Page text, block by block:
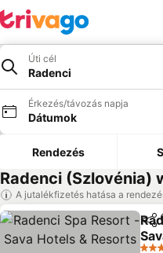
Úti cél
Radenci
Érkezés/távozás napja
Dátumok
Rendezés
Radenci (Szlovénia)
A jutalékfizetés hatása a